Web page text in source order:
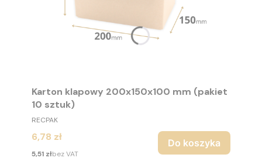
Karton klapowy 200x150x100 mm (pakiet
10 sztuk)
PRODUCENT
RECPAK
Cena
6,78 zł
Cena
5,51 złbez VAT
Do koszyka